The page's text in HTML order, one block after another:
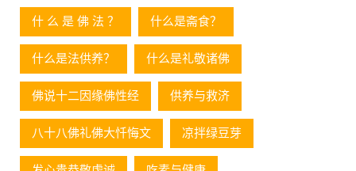
什 么 是 佛 法 ？ 什么是斋食？
什么是法供养？ 什么是礼敬诸佛
佛说十二因缘佛性经 供养与救济
八十八佛礼佛大忏悔文 凉拌绿豆芽